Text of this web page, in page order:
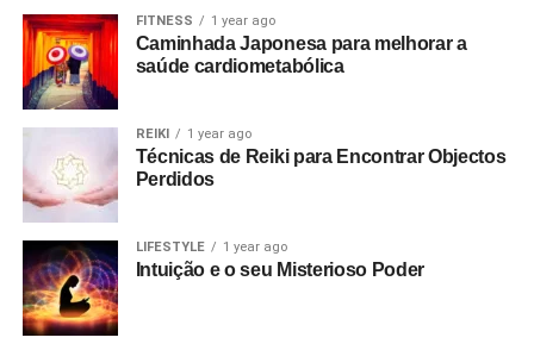
FITNESS 1 year ago
Caminhada Japonesa para melhorar a
saúde cardiometabólica
REIKI 1 year ago
Técnicas de Reiki para Encontrar Objectos
Perdidos
LIFESTYLE 1 year ago
Intuição e o seu Misterioso Poder